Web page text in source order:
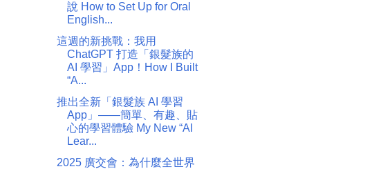
說 How to Set Up for Oral
English...
這週的新挑戰：我用
ChatGPT 打造「銀髮族的
AI 學習」App！How I Built
“A...
推出全新「銀髮族 AI 學習
App」——簡單、有趣、貼
心的學習體驗 My New “AI
Lear...
2025 廣交會：為什麼全世界